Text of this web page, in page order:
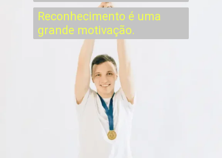
Reconhecimento é uma
grande motivação.